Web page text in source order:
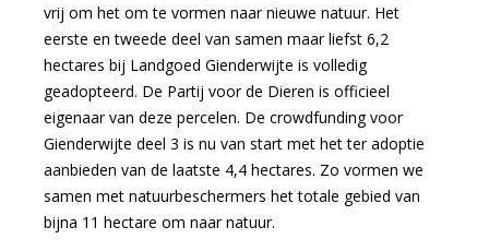
vrij om het om te vormen naar nieuwe natuur. Het
eerste en tweede deel van samen maar liefst 6,2
hectares bij Landgoed Gienderwijte is volledig
geadopteerd. De Partij voor de Dieren is officieel
eigenaar van deze percelen. De crowdfunding voor
Gienderwijte deel 3 is nu van start met het ter adoptie
aanbieden van de laatste 4,4 hectares. Zo vormen we
samen met natuurbeschermers het totale gebied van
bijna 11 hectare om naar natuur.